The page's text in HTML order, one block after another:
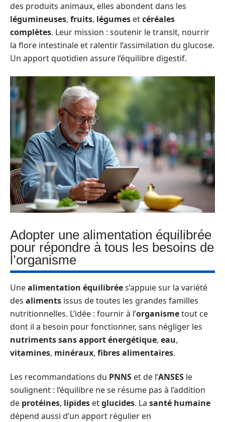
des produits animaux, elles abondent dans les
légumineuses, fruits, légumes etcéréales
complètes. Leur mission : soutenir le transit, nourrir
la flore intestinale et ralentir l’assimilation du glucose.
Un apport quotidien assure l’équilibre digestif.
Adopter une alimentation équilibrée
pour répondre à tous les besoins de
l’organisme
Unealimentation équilibrées’appuie sur la variété
des aliments issus de toutes les grandes familles
nutritionnelles. L’idée : fournir à l’organismetout ce
dont il a besoin pour fonctionner, sans négliger les
nutriments sans apport énergétique, eau,
vitamines, minéraux, fibres alimentaires.
Les recommandations du PNNS et de l’ANSES le
soulignent : l’équilibre ne se résume pas à l’addition
de protéines, lipides etglucides. La santé humaine
dépend aussi d’un apport régulier en